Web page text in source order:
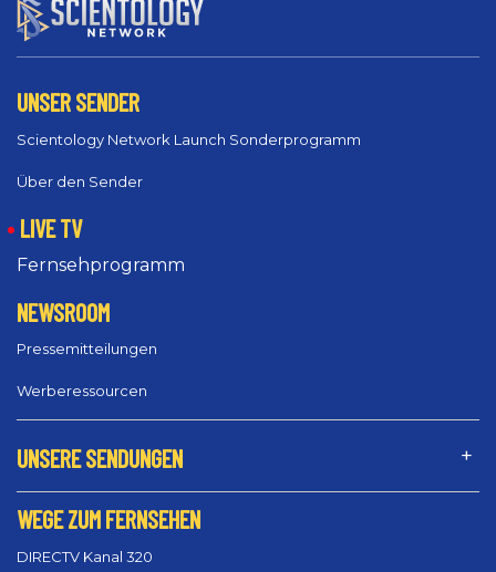
UNSER SENDER
Scientology Network Launch Sonderprogramm
Über den Sender
LIVE TV
Fernsehprogramm
NEWSROOM
Pressemitteilungen
Werberessourcen
UNSERE SENDUNGEN
WEGE ZUM FERNSEHEN
DIRECTV Kanal 320